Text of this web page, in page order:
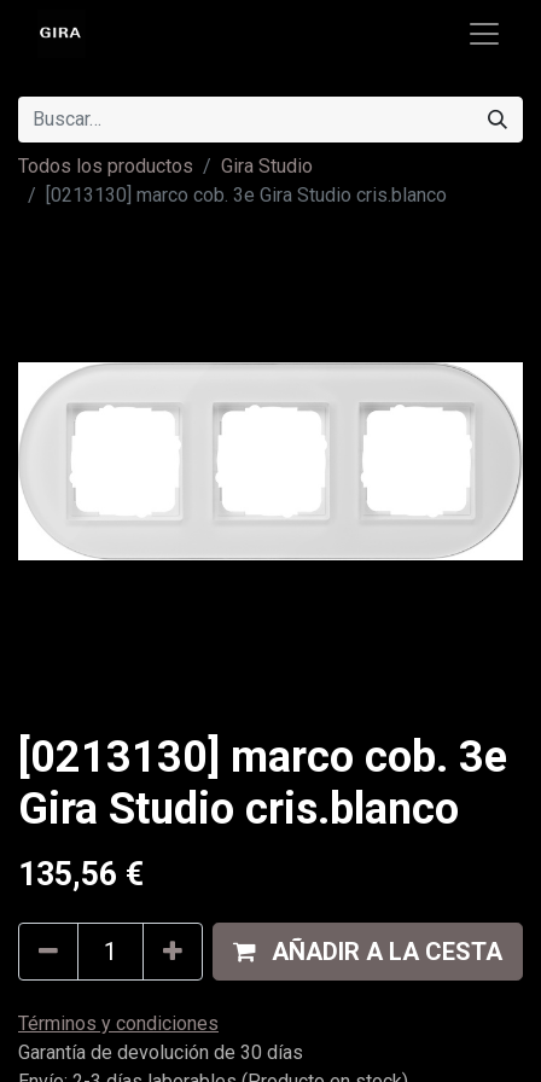
Todos los productos
Gira Studio
[0213130] marco cob. 3e Gira Studio cris.blanco
[0213130] marco cob. 3e
Gira Studio cris.blanco
135,56 €
AÑADIR A LA CESTA
Términos y condiciones
Garantía de devolución de 30 días